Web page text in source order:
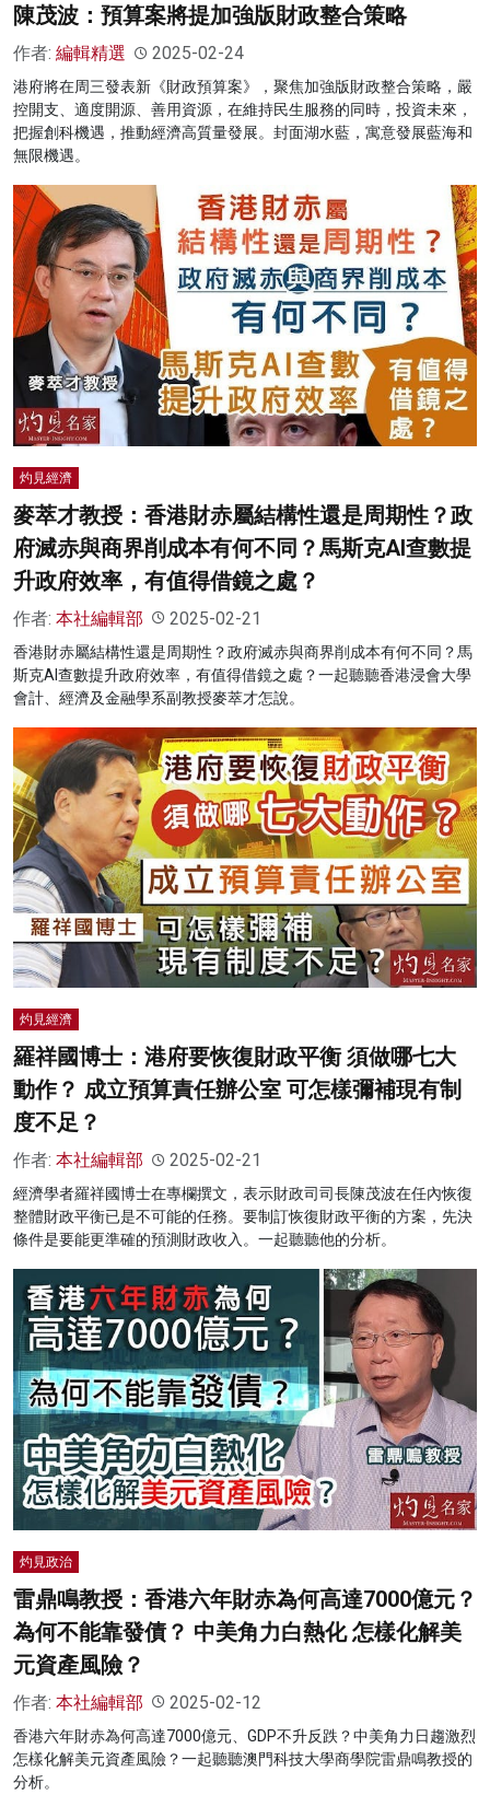
陳茂波：預算案將提加強版財政整合策略
作者: 編輯精選 2025-02-24
港府將在周三發表新《財政預算案》，聚焦加強版財政整合策略，嚴
控開支、適度開源、善用資源，在維持民生服務的同時，投資未來，
把握創科機遇，推動經濟高質量發展。封面湖水藍，寓意發展藍海和
無限機遇。
灼見經濟
麥萃才教授：香港財赤屬結構性還是周期性？政
府滅赤與商界削成本有何不同？馬斯克AI查數提
升政府效率，有值得借鏡之處？
作者: 本社編輯部 2025-02-21
香港財赤屬結構性還是周期性？政府滅赤與商界削成本有何不同？馬
斯克AI查數提升政府效率，有值得借鏡之處？一起聽聽香港浸會大學
會計、經濟及金融學系副教授麥萃才怎說。
灼見經濟
羅祥國博士：港府要恢復財政平衡 須做哪七大
動作？ 成立預算責任辦公室 可怎樣彌補現有制
度不足？
作者: 本社編輯部 2025-02-21
經濟學者羅祥國博士在專欄撰文，表示財政司司長陳茂波在任內恢復
整體財政平衡已是不可能的任務。要制訂恢復財政平衡的方案，先決
條件是要能更準確的預測財政收入。一起聽聽他的分析。
灼見政治
雷鼎鳴教授：香港六年財赤為何高達7000億元？
為何不能靠發債？ 中美角力白熱化 怎樣化解美
元資產風險？
作者: 本社編輯部 2025-02-12
香港六年財赤為何高達7000億元、GDP不升反跌？中美角力日趨激烈
怎樣化解美元資產風險？一起聽聽澳門科技大學商學院雷鼎鳴教授的
分析。